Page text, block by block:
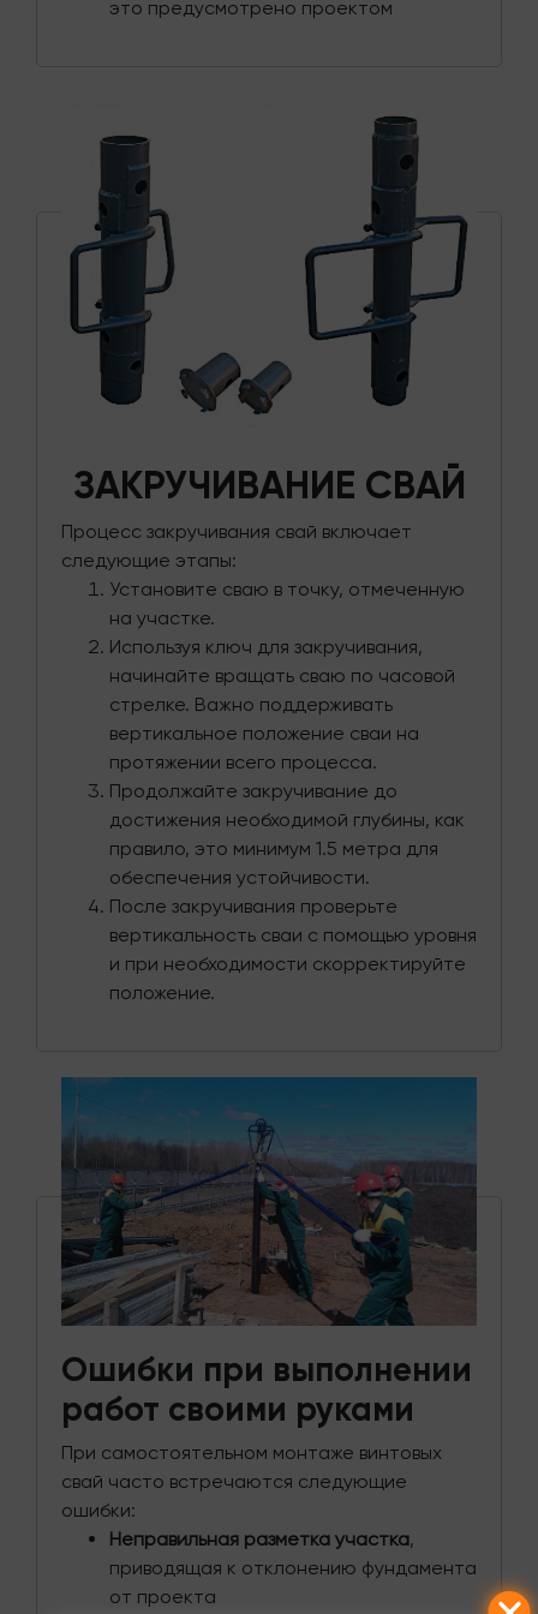
это предусмотрено проектом
ЗАКРУЧИВАНИЕ СВАЙ
Процесс закручивания свай включает
следующие этапы:
Установите сваю в точку, отмеченную
на участке.
Используя ключ для закручивания,
начинайте вращать сваю по часовой
стрелке. Важно поддерживать
вертикальное положение сваи на
протяжении всего процесса.
Продолжайте закручивание до
достижения необходимой глубины, как
правило, это минимум 1.5 метра для
обеспечения устойчивости.
После закручивания проверьте
вертикальность сваи с помощью уровня
и при необходимости скорректируйте
положение.
Ошибки при выполнении
работ своими руками
При самостоятельном монтаже винтовых
свай часто встречаются следующие
ошибки:
Неправильная разметка участка,
приводящая к отклонению фундамента
от проекта